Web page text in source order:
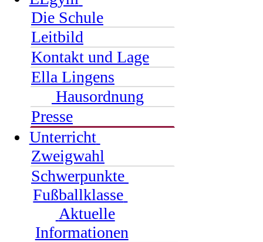
Die Schule
Leitbild
Kontakt und Lage
Ella Lingens
Hausordnung
Presse
Unterricht
Zweigwahl
Schwerpunkte
Fußballklasse
Aktuelle
Informationen